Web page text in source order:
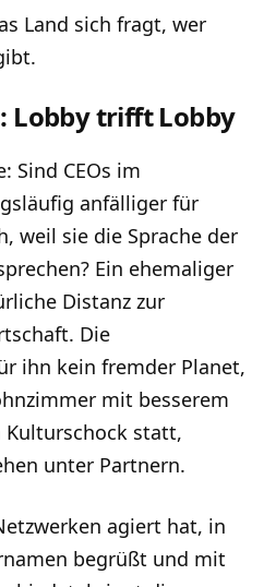
Land sich fragt, wer
Lobby trifft Lobby
Sind CEOs im
anfälliger für
weil sie die Sprache der
Ein ehemaliger
Distanz zur
Die
ihn kein fremder Planet,
mit besserem
Kulturschock statt,
unter Partnern.
agiert hat, in
begrüßt und mit